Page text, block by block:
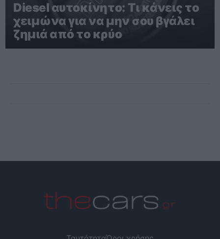
Diesel αυτοκίνητο: Τι κάνεις το
χειμώνα για να μην σου βγάλει
ζημιά από το κρύο